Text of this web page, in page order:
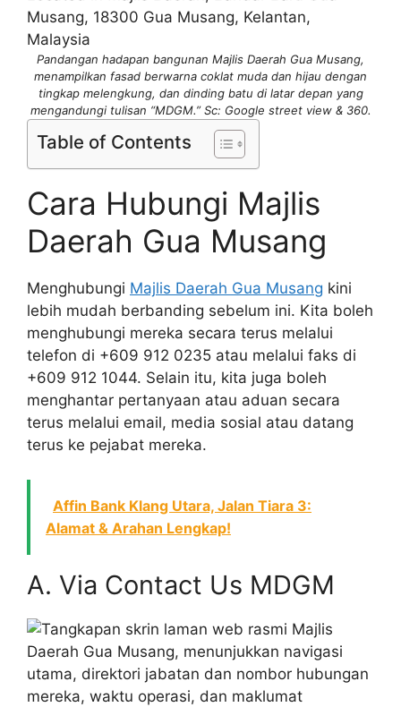
Pandangan hadapan bangunan Majlis Daerah Gua Musang,
menampilkan fasad berwarna coklat muda dan hijau dengan
tingkap melengkung, dan dinding batu di latar depan yang
mengandungi tulisan “MDGM.” Sc: Google street view & 360.
Table of Contents
Cara Hubungi Majlis
Daerah Gua Musang
Menghubungi Majlis Daerah Gua Musang kini
lebih mudah berbanding sebelum ini. Kita boleh
menghubungi mereka secara terus melalui
telefon di +609 912 0235 atau melalui faks di
+609 912 1044. Selain itu, kita juga boleh
menghantar pertanyaan atau aduan secara
terus melalui email, media sosial atau datang
terus ke pejabat mereka.
Affin Bank Klang Utara, Jalan Tiara 3:
Alamat & Arahan Lengkap!
A. Via Contact Us MDGM